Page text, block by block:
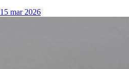
15 mar 2026